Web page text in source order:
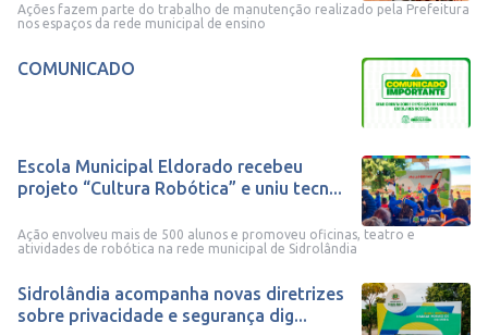
Ações fazem parte do trabalho de manutenção realizado pela Prefeitura
nos espaços da rede municipal de ensino
COMUNICADO
Escola Municipal Eldorado recebeu
projeto “Cultura Robótica” e uniu tecn...
Ação envolveu mais de 500 alunos e promoveu oficinas, teatro e
atividades de robótica na rede municipal de Sidrolândia
Sidrolândia acompanha novas diretrizes
sobre privacidade e segurança dig...